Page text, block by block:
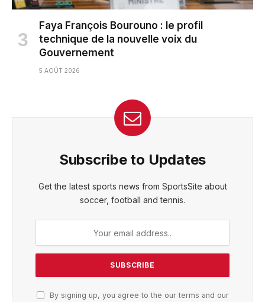
Faya François Bourouno : le profil
technique de la nouvelle voix du
Gouvernement
5 AOÛT 2026
Subscribe to Updates
Get the latest sports news from SportsSite about
soccer, football and tennis.
By signing up, you agree to the our terms and our